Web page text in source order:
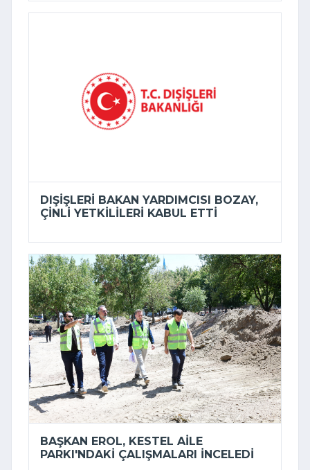
DIŞIŞLERI BAKAN YARDIMCISI BOZAY,
ÇINLI YETKILILERI KABUL ETTI
BAŞKAN EROL, KESTEL AILE
PARKI'NDAKI ÇALIŞMALARI INCELEDI